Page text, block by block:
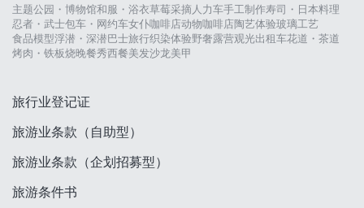
主题公园・博物馆和服・浴衣草莓采摘人力车手工制作寿司・日本料理
忍者・武士包车・网约车女仆咖啡店动物咖啡店陶艺体验玻璃工艺
食品模型浮潜・深潜巴士旅行织染体验野奢露营观光出租车花道・茶道
烤肉・铁板烧晚餐秀西餐美发沙龙美甲
旅行业登记证
旅游业条款（自助型）
旅游业条款（企划招募型）
旅游条件书